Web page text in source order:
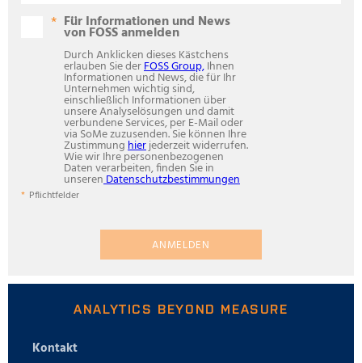
Für Informationen und News
von FOSS anmelden
Durch Anklicken dieses Kästchens
erlauben Sie derFOSS Group,Ihnen
Informationen und News, die für Ihr
Unternehmen wichtig sind,
einschließlich Informationen über
unsere Analyselösungen und damit
verbundene Services, per E-Mail oder
via SoMe zuzusenden. Sie können Ihre
Zustimmunghierjederzeit widerrufen.
Wie wir Ihre personenbezogenen
Daten verarbeiten, finden Sie in
unserenDatenschutzbestimmungen
Pflichtfelder
ANMELDEN
ANALYTICS BEYOND MEASURE
Kontakt